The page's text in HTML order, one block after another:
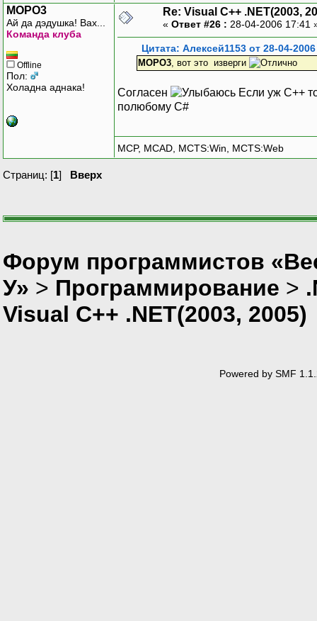
MOPO3
Ай да дэдушка! Вах...
Команда клуба
Offline
Пол:
Холадна аднака!
Re: Visual C++ .NET(2003,
« Ответ #26 : 28-04-2006 17:41
Цитата: Алексей1153 от 28-04-
MOPO3, вот это изверги
Согласен
Если уж С++
полюбому С#
MCP, MCAD, MCTS:Win, MCTS:Web
Страниц: [1] Вверх
Форум программистов
У» > Программирование >
Visual C++ .NET(2003, 2005)
Powered by SMF